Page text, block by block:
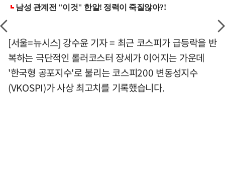
[서울=뉴시스] 강수윤 기자 = 최근 코스피가 급등락을 반
복하는 극단적인 롤러코스터 장세가 이어지는 가운데
'한국형 공포지수'로 불리는 코스피200 변동성지수
(VKOSPI)가 사상 최고치를 기록했습니다.